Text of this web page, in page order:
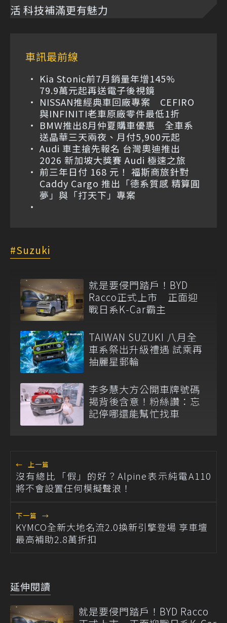
活 科技補滿更有魅力
車訊最前線
Kia Stonic前7月銷量年增145%
79.9萬元起再送電子後視鏡
NISSAN推經典車回廠專案 CEFIRO
與INFINITI老車原廠零件最低1折
BMW推出8月仲夏購車優惠 全車系
送晶華三天兩夜、月付5,900元起
Audi 車主搶先報名 台灣奧迪推出
2026 新加坡大獎賽 Audi 極速之旅
前三年日付 168 元！ 福斯商旅針對
Caddy Cargo 推出「德系質感 精算圓
夢」與「打天下」專案
Suzuki
就是要侵門踏戶！BYD
Racco正式上市 正面迎
戰日系K-Car霸主
TAIWAN SUZUKI 八月全
車系祭出升級禮遇 試乘再
抽麗星郵輪
李多慧大方公開車牌號碼
揭背後含意！粉絲讚：忘
記停哪還能幫忙找車
← 上一篇
沒有總比「假」的好？Alpine表示純電A110
將不會設置任何模擬聲浪！
下一篇 →
KYMCO全新大地名流2.0換新引擎登場 享車壇
最高補助2.8萬折扣
延伸閱讀
就是要侵門踏戶！BYD Racco